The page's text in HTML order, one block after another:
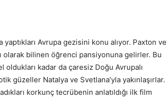
Avrupa gezisini konu alıyor. Paxton ve
olarak bilinen öğrenci pansiyonuna gelirler. Bu
oldukları kadar da çaresiz Doğu Avrupalı
güzeller Natalya ve Svetlana’yla yakınlaşırlar.
korkunç tecrübenin anlatıldığı ilk film